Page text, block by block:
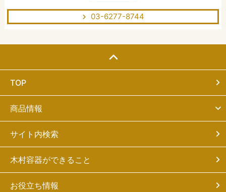
03-6277-8744
TOP
商品情報
サイト内検索
木村容器ができること
お役立ち情報